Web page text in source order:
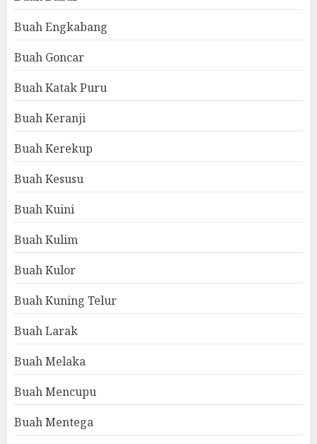
Buah Engkabang
Buah Goncar
Buah Katak Puru
Buah Keranji
Buah Kerekup
Buah Kesusu
Buah Kuini
Buah Kulim
Buah Kulor
Buah Kuning Telur
Buah Larak
Buah Melaka
Buah Mencupu
Buah Mentega